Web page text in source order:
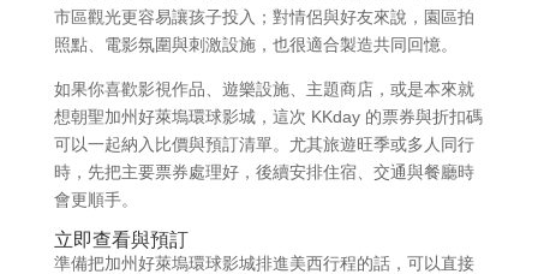
市區觀光更容易讓孩子投入；對情侶與好友來說，園區拍
照點、電影氛圍與刺激設施，也很適合製造共同回憶。
如果你喜歡影視作品、遊樂設施、主題商店，或是本來就
想朝聖加州好萊塢環球影城，這次 KKday 的票券與折扣碼
可以一起納入比價與預訂清單。尤其旅遊旺季或多人同行
時，先把主要票券處理好，後續安排住宿、交通與餐廳時
會更順手。
立即查看與預訂
準備把加州好萊塢環球影城排進美西行程的話，可以直接